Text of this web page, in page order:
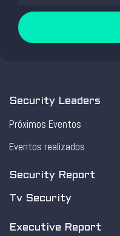
Security Leaders
Próximos Eventos
Eventos realizados
Security Report
Tv Security
Executive Report